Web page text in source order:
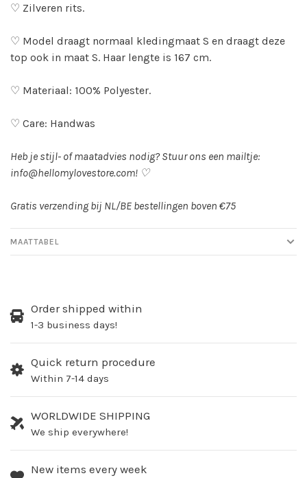
♡ Zilveren rits.
♡ Model draagt normaal kledingmaat S en draagt deze
top ook in maat S. Haar lengte is 167 cm.
♡ Materiaal: 100% Polyester.
♡ Care: Handwas
Heb je stijl- of maatadvies nodig? Stuur ons een mailtje:
info@hellomylovestore.com! ♡
Gratis verzending bij NL/BE bestellingen boven €75
MAATTABEL
Order shipped within
1-3 business days!
Quick return procedure
Within 7-14 days
WORLDWIDE SHIPPING
We ship everywhere!
New items every week